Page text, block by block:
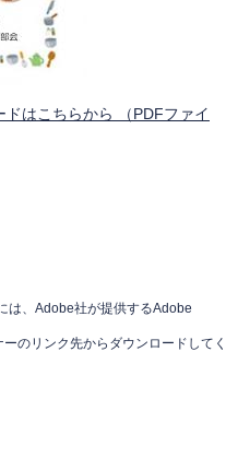
ドはこちらから （PDFファイ
は、Adobe社が提供するAdobe
のリンク先からダウンロードしてく